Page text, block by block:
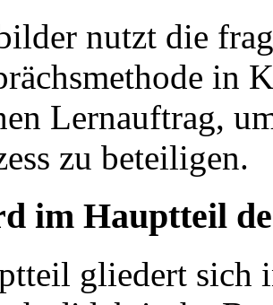
nutzt die
in
Lernauftrag,
zu beteiligen.
im Hauptteil
gliedert sich